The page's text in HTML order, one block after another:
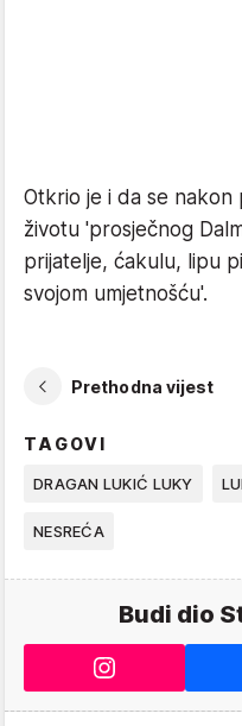
Otkrio je i da se nakon
životu 'prosječnog
prijatelje, ćakulu, lipu
svojom umjetnošću'.
Prethodna vijest
TAGOVI
DRAGAN LUKIĆ LUKY
NESREĆA
Budi dio